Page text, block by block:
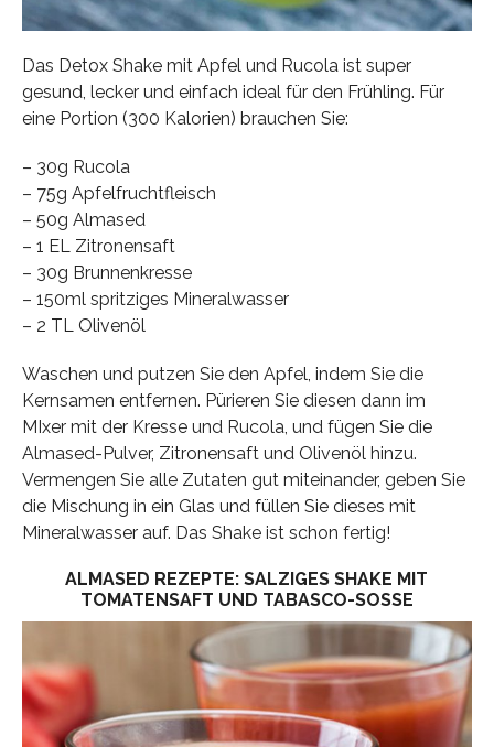
Das Detox Shake mit Apfel und Rucola ist super
gesund, lecker und einfach ideal für den Frühling. Für
eine Portion (300 Kalorien) brauchen Sie:
– 30g Rucola
– 75g Apfelfruchtfleisch
– 50g Almased
– 1 EL Zitronensaft
– 30g Brunnenkresse
– 150ml spritziges Mineralwasser
– 2 TL Olivenöl
Waschen und putzen Sie den Apfel, indem Sie die
Kernsamen entfernen. Pürieren Sie diesen dann im
MIxer mit der Kresse und Rucola, und fügen Sie die
Almased-Pulver, Zitronensaft und Olivenöl hinzu.
Vermengen Sie alle Zutaten gut miteinander, geben Sie
die Mischung in ein Glas und füllen Sie dieses mit
Mineralwasser auf. Das Shake ist schon fertig!
ALMASED REZEPTE: SALZIGES SHAKE MIT
TOMATENSAFT UND TABASCO-SOSSE